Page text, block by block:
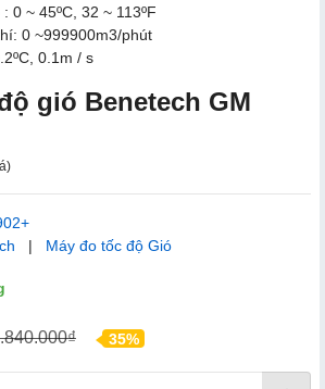
0 ~ 45ºC, 32 ~ 113ºF
0 ~999900m3/phút
0.1m / s
gió Benetech GM
| Máy đo tốc độ Gió
35%